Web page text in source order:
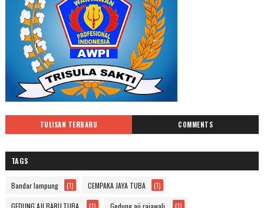
TULISAN TERBARU COMMENTS
TAGS
Bandar lampung (1) CEMPAKA JAYA TUBA (1)
GEDUNG AJI BARU.TUBA. (1) Gedung aji rajawali. (1)